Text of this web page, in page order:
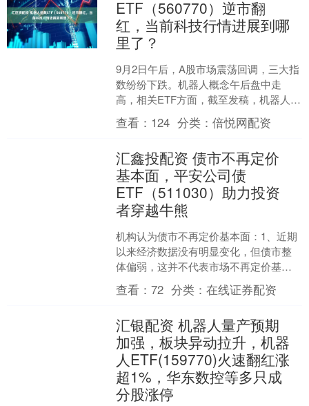
ETF（560770）逆市翻
红，当前科技行情进展到哪
里了？
9月2日午后，A股市场震荡回调，三大指
数纷纷下跌。机器人概念午后盘中走
高，相关ETF方面，截至发稿，机器人指
数ETF（560770）翻红上涨0.40%；成分
股中....
查看： 124 分类：倍悦网配资
汇鑫投配资 债市不再定价
基本面，平安公司债
ETF（511030）助力投资
者穿越牛熊
机构认为债市不再定价基本面：1、近期
以来经济数据没有明显变化，但债市整
体偏弱，这并不代表市场不再定价基本
面，而是债市对基本面的定价会以一个
宽区间的形式存在，基本....
查看：72 分类：在线证券配资
汇银配资 机器人量产预期
加强，板块异动拉升，机器
人ETF(159770)火速翻红涨
超1%，华东数控等多只成
分股涨停